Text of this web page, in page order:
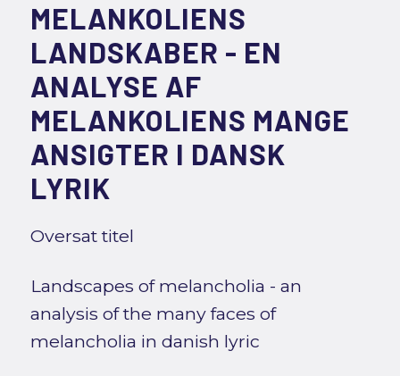
MELANKOLIENS
LANDSKABER - EN
ANALYSE AF
MELANKOLIENS MANGE
ANSIGTER I DANSK
LYRIK
Oversat titel
Landscapes of melancholia - an
analysis of the many faces of
melancholia in danish lyric